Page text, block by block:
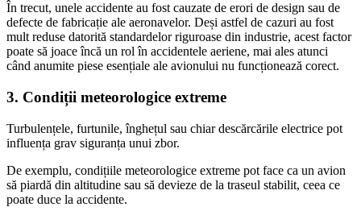
În trecut, unele accidente au fost cauzate de erori de design sau de
defecte de fabricație ale aeronavelor. Deși astfel de cazuri au fost
mult reduse datorită standardelor riguroase din industrie, acest factor
poate să joace încă un rol în accidentele aeriene, mai ales atunci
când anumite piese esențiale ale avionului nu funcționează corect.
3. Condiții meteorologice extreme
Turbulențele, furtunile, înghețul sau chiar descărcările electrice pot
influența grav siguranța unui zbor.
De exemplu, condițiile meteorologice extreme pot face ca un avion
să piardă din altitudine sau să devieze de la traseul stabilit, ceea ce
poate duce la accidente.